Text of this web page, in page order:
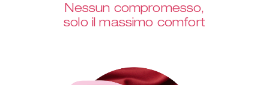
Nessun compromesso,
solo il massimo comfort